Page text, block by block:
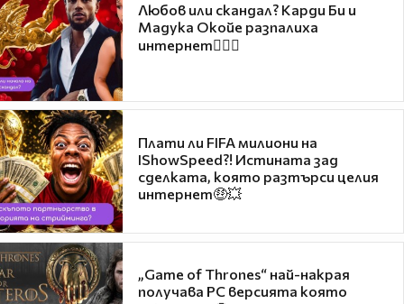
Любов или скандал? Карди Би и
Мадука Окойе разпалиха
интернет❤️‍🔥🔥
Плати ли FIFA милиони на
IShowSpeed?! Истината зад
сделката, която разтърси целия
интернет🤑💥
„Game of Thrones“ най-накрая
получава PC версията която